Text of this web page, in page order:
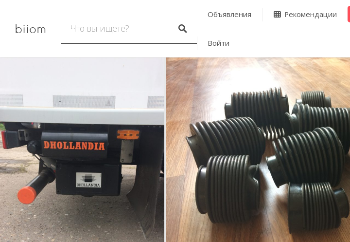
biiom
Объявления Рекомендации
Войти